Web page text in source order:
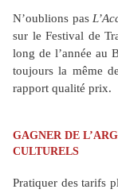
N’oublions pas
sur le Festival de
long de l’année au
toujours la même
rapport qualité prix.
GAGNER DE
CULTURELS
Pratiquer des tarifs